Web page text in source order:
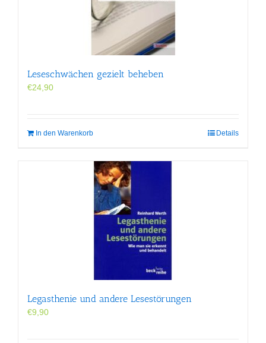
Leseschwächen gezielt beheben
€24,90
In den Warenkorb Details
Legasthenie und andere Lesestörungen
€9,90